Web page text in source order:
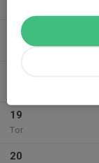
17
19
Tor
20